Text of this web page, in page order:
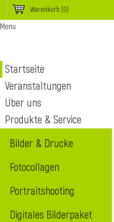
Warenkorb (0)
Menu
Startseite
Veranstaltungen
Über uns
Produkte & Service
Bilder & Drucke
Fotocollagen
Portraitshooting
Digitales Bilderpaket